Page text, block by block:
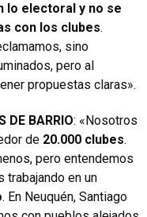
lo electoral y no se
con los clubes.
sino
pero al
propuestas claras».
DE BARRIO: «Nosotros
de 20.000 clubes.
pero entendemos
en un
. En Neuquén, Santiago